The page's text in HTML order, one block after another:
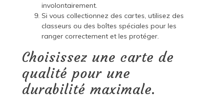
involontairement.
Si vous collectionnez des cartes, utilisez des
classeurs ou des boîtes spéciales pour les
ranger correctement et les protéger.
Choisissez une carte de
qualité pour une
durabilité maximale.